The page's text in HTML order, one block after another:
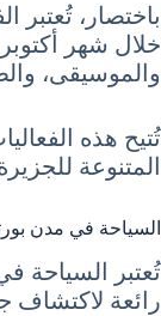
باختصار، تُعتبر
خلال شهر
والموسيقى،
تُتيح هذه
المتنوعة
السياحة في مدن
تُعتبر السياحة
رائعة لاكتشاف